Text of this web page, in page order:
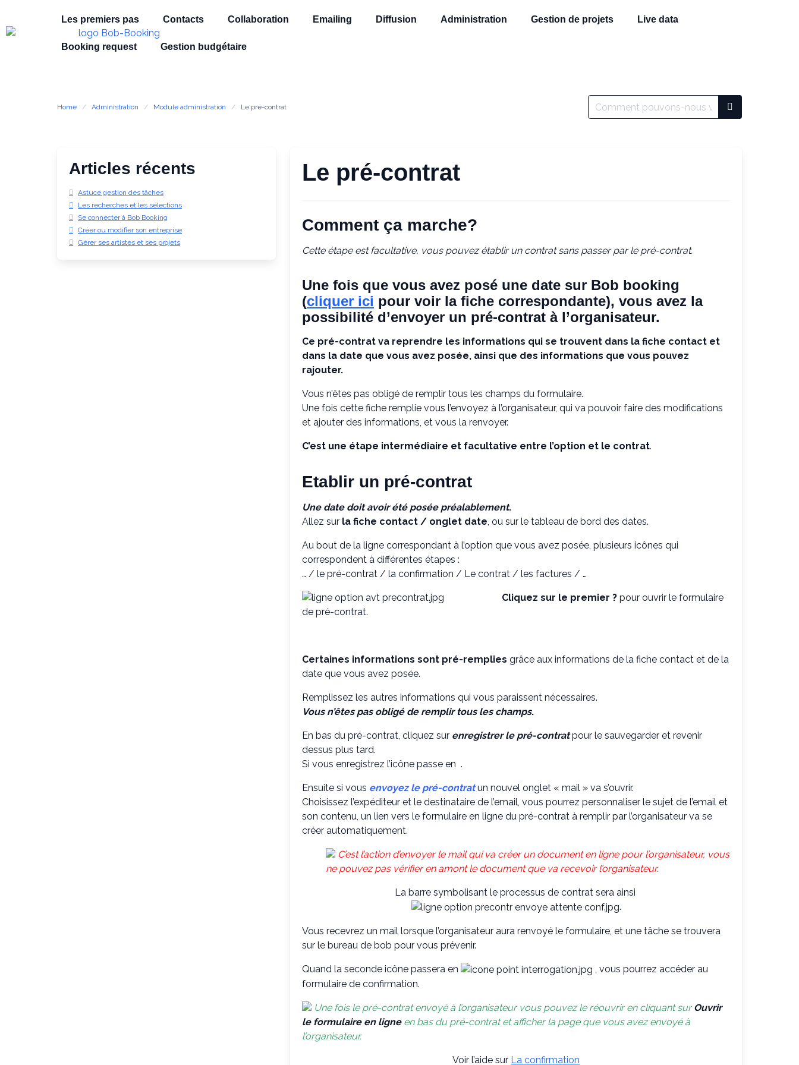
Les premiers pas Contacts Collaboration Emailing Diffusion Administration Gestion de projets Live data
Booking request Gestion budgétaire
Home Administration Module administration Le pré-contrat
Articles récents
Astuce gestion des tâches
Les recherches et les sélections
Se connecter à Bob Booking
Créer ou modifier son entreprise
Gérer ses artistes et ses projets
Le pré-contrat
Comment ça marche?
Cette étape est facultative, vous pouvez établir un contrat sans passer par le pré-contrat.
Une fois que vous avez posé une date sur Bob booking
(cliquer ici pour voir la fiche correspondante), vous avez la
possibilité d’envoyer un pré-contrat à l’organisateur.
Ce pré-contrat va reprendre les informations qui se trouvent dans la fiche contact et
dans la date que vous avez posée, ainsi que des informations que vous pouvez
rajouter.
Vous n’êtes pas obligé de remplir tous les champs du formulaire.
Une fois cette fiche remplie vous l’envoyez à l’organisateur, qui va pouvoir faire des modifications
et ajouter des informations, et vous la renvoyer.
C’est une étape intermédiaire et facultative entre l’option et le contrat.
Etablir un pré-contrat
Une date doit avoir été posée préalablement.
Allez sur la fiche contact / onglet date, ou sur le tableau de bord des dates.
Au bout de la ligne correspondant à l’option que vous avez posée, plusieurs icônes qui
correspondent à différentes étapes :
… / le pré-contrat / la confirmation / Le contrat / les factures / …
Cliquez sur le premier ? pour ouvrir le formulaire
de pré-contrat.
Certaines informations sont pré-remplies grâce aux informations de la fiche contact et de la
date que vous avez posée.
Remplissez les autres informations qui vous paraissent nécessaires.
Vous n’êtes pas obligé de remplir tous les champs.
En bas du pré-contrat, cliquez sur enregistrer le pré-contratpour le sauvegarder et revenir
dessus plus tard.
Si vous enregistrez l’icône passe en.
Ensuite si vous envoyez le pré-contratun nouvel onglet « mail » va s’ouvrir.
Choisissez l’expéditeur et le destinataire de l’email, vous pourrez personnaliser le sujet de l’email et
son contenu, un lien vers le formulaire en ligne du pré-contrat à remplir par l’organisateur va se
créer automatiquement.
C’est l’action d’envoyer le mail qui va créer un document en ligne pour l’organisateur, vous
ne pouvez pas vérifier en amont le document que va recevoir l’organisateur.
La barre symbolisant le processus de contrat sera ainsi
.
Vous recevrez un mail lorsque l’organisateur aura renvoyé le formulaire, et une tâche se trouvera
sur le bureau de bob pour vous prévenir.
Quand la seconde icône passera en
, vous pourrez accéder au
formulaire de confirmation.
Une fois le pré-contrat envoyé à l’organisateur vous pouvez le réouvrir en cliquant surOuvrir
le formulaire en ligneen bas du pré-contrat et afficher la page que vous avez envoyé à
l’organisateur.
Voir l’aide sur La confirmation